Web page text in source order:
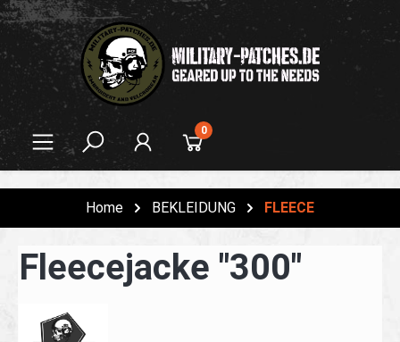
springen
0
Home BEKLEIDUNG FLEECE
Fleecejacke "300"